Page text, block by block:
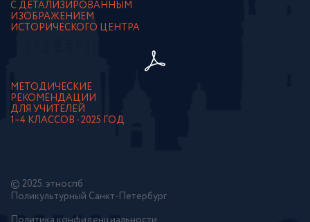
С ДЕТАЛИЗИРОВАННЫМ
ИЗОБРАЖЕНИЕМ
ИСТОРИЧЕСКОГО ЦЕНТРА
МЕТОДИЧЕСКИЕ
РЕКОМЕНДАЦИИ
ДЛЯ УЧИТЕЛЕЙ
1–4 КЛАССОВ - 2025 ГОД
© 2025. этноспб
Поликультурный Санкт-Петербург
Политика конфиденциальности